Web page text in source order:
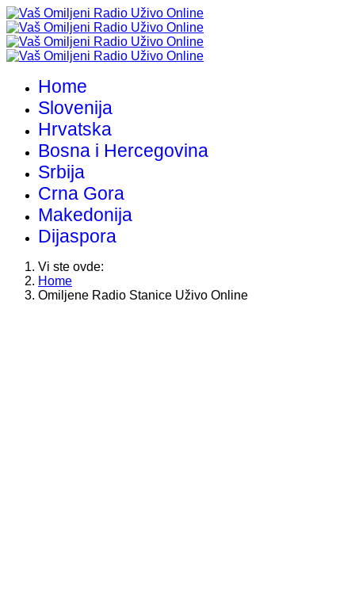
Home
Slovenija
Hrvatska
Bosna i Hercegovina
Srbija
Crna Gora
Makedonija
Dijaspora
Vi ste ovde:
Home
Omiljene Radio Stanice Uživo Online